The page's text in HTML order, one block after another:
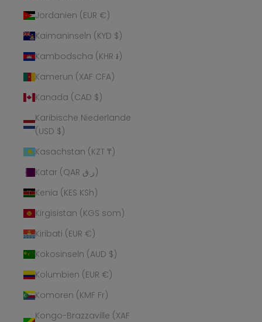
Jordanien (EUR €)
Kaimaninseln (KYD $)
Kambodscha (KHR ៛)
Kamerun (XAF CFA)
Kanada (CAD $)
Karibische Niederlande
(USD $)
Kasachstan (KZT ₸)
Katar (QAR ر.ق)
Kenia (KES KSh)
Kirgisistan (KGS som)
Kiribati (EUR €)
Kokosinseln (AUD $)
Kolumbien (EUR €)
Komoren (KMF Fr)
Kongo-Brazzaville (XAF